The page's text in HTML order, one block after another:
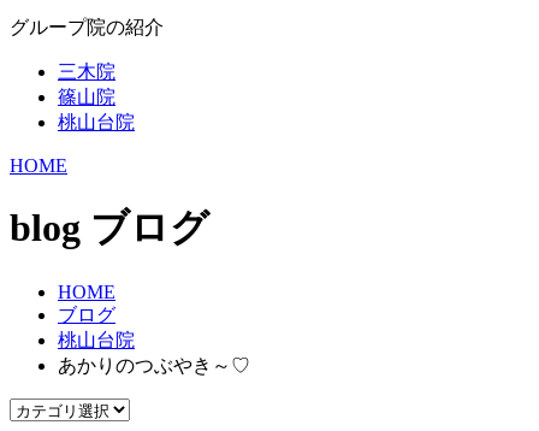
グループ院の紹介
三木院
篠山院
桃山台院
HOME
blog ブログ
HOME
ブログ
桃山台院
あかりのつぶやき～♡